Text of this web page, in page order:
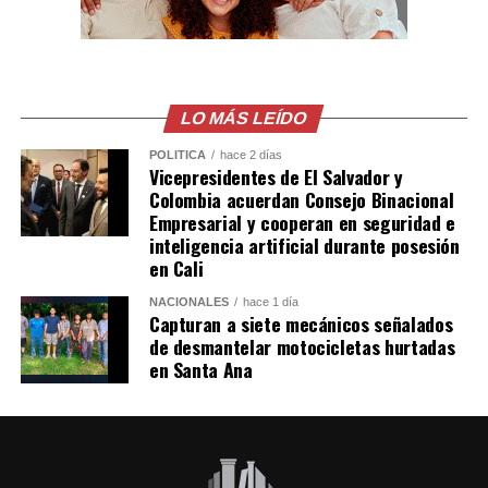
Código Penal. El caso quedó en manos de la Policía
Nacional Civil y de las instancias fiscales para continuar
Facebook X
LO MÁS LEÍDO
POLÍTICA hace 2 días
Vicepresidentes de El Salvador y
Colombia acuerdan Consejo Binacional
Empresarial y cooperan en seguridad e
inteligencia artificial durante posesión
en Cali
NACIONALES hace 1 día
Capturan a siete mecánicos señalados
de desmantelar motocicletas hurtadas
en Santa Ana